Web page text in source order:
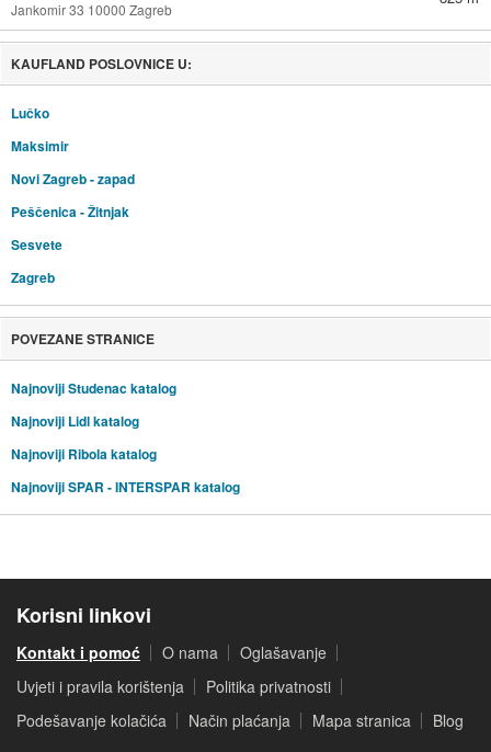
Jankomir 33 10000 Zagreb
KAUFLAND POSLOVNICE U:
Lučko
Maksimir
Novi Zagreb - zapad
Peščenica - Žitnjak
Sesvete
Zagreb
POVEZANE STRANICE
Najnoviji Studenac katalog
Najnoviji Lidl katalog
Najnoviji Ribola katalog
Najnoviji SPAR - INTERSPAR katalog
Korisni linkovi
Kontakt i pomoć O nama
Oglašavanje
Uvjeti i pravila korištenja
Politika privatnosti
Podešavanje kolačića
Način plaćanja Mapa stranica Blog